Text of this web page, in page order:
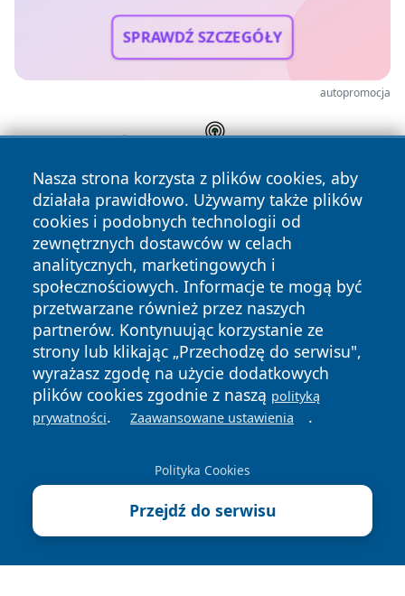
SPRAWDŹ SZCZEGÓŁY
autopromocja
Nasza strona korzysta z plików cookies, aby
działała prawidłowo. Używamy także plików
cookies i podobnych technologii od
zewnętrznych dostawców w celach
analitycznych, marketingowych i
społecznościowych. Informacje te mogą być
przetwarzane również przez naszych
partnerów. Kontynuując korzystanie ze
strony lub klikając „Przechodzę do serwisu",
wyrażasz zgodę na użycie dodatkowych
plików cookies zgodnie z naszą polityką
prywatności. Zaawansowane ustawienia .
Polityka Cookies
Przejdź do serwisu
Copyright © 2026 irybnik.pl Wszystkie prawa zastrzeżone.
News Autorzy
Polityka
Prywatności
Polityka
Cookies